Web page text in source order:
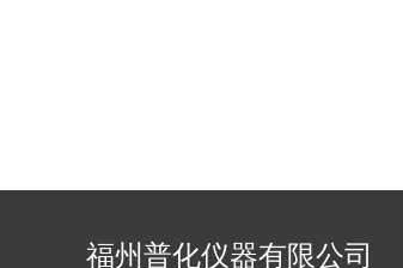
福州普化仪器有限公司